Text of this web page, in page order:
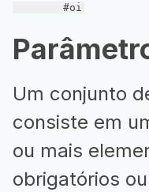
#oi
Um conjunto
consiste em
ou mais
obrigatórios